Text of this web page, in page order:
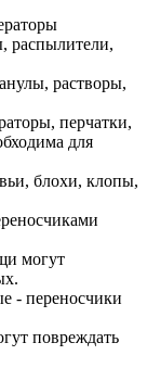
распылители,
растворы,
перчатки,
для
блохи, клопы,
могут
- переносчики
повреждать